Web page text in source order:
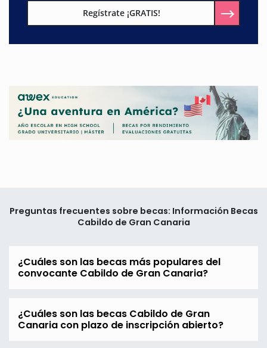
Regístrate ¡GRATIS!
Preguntas frecuentes sobre becas: Información Becas
Cabildo de Gran Canaria
¿Cuáles son las becas más populares del
convocante Cabildo de Gran Canaria?
¿Cuáles son las becas Cabildo de Gran
Canaria con plazo de inscripción abierto?